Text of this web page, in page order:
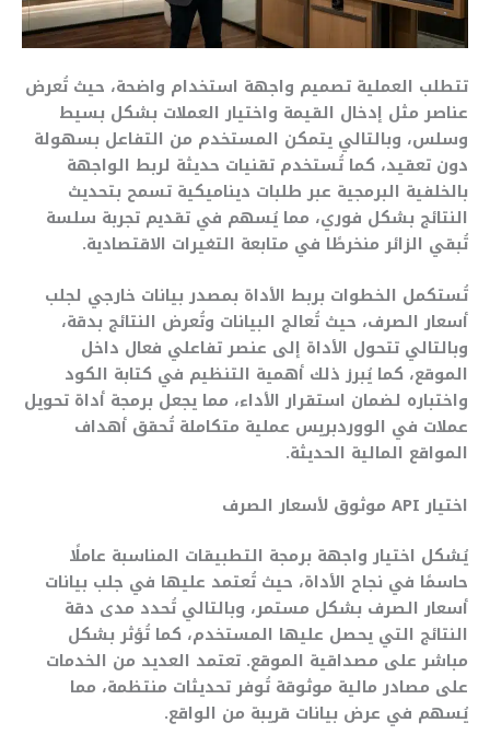
تتطلب العملية تصميم واجهة استخدام واضحة، حيث تُعرض
عناصر مثل إدخال القيمة واختيار العملات بشكل بسيط
وسلس، وبالتالي يتمكن المستخدم من التفاعل بسهولة
دون تعقيد، كما تُستخدم تقنيات حديثة لربط الواجهة
بالخلفية البرمجية عبر طلبات ديناميكية تسمح بتحديث
النتائج بشكل فوري، مما يُسهم في تقديم تجربة سلسة
تُبقي الزائر منخرطًا في متابعة التغيرات الاقتصادية.
تُستكمل الخطوات بربط الأداة بمصدر بيانات خارجي لجلب
أسعار الصرف، حيث تُعالج البيانات وتُعرض النتائج بدقة،
وبالتالي تتحول الأداة إلى عنصر تفاعلي فعال داخل
الموقع، كما يُبرز ذلك أهمية التنظيم في كتابة الكود
واختباره لضمان استقرار الأداء، مما يجعل برمجة أداة تحويل
عملات في الووردبريس عملية متكاملة تُحقق أهداف
المواقع المالية الحديثة.
اختيار API موثوق لأسعار الصرف
يُشكل اختيار واجهة برمجة التطبيقات المناسبة عاملًا
حاسمًا في نجاح الأداة، حيث تُعتمد عليها في جلب بيانات
أسعار الصرف بشكل مستمر، وبالتالي تُحدد مدى دقة
النتائج التي يحصل عليها المستخدم، كما تُؤثر بشكل
مباشر على مصداقية الموقع. تعتمد العديد من الخدمات
على مصادر مالية موثوقة تُوفر تحديثات منتظمة، مما
يُسهم في عرض بيانات قريبة من الواقع.